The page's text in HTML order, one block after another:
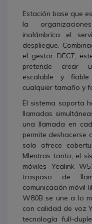
Estación base que
la
inalámbrica el
despliegue.
el gestor DECT,
pretende crear
escalable y
cualquier tamaño y
El sistema soporta
llamadas
una llamada en
permite deshacerse
solo ofrece
MIentras tanto, el
móviles Yealink
traspaso de
comunicación móvil
W80B se une a lo
con calidad de voz
tecnología full-